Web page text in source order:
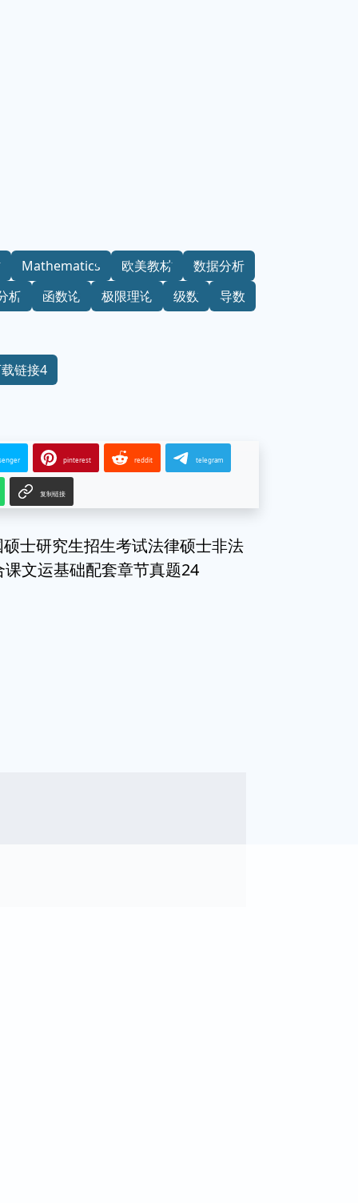
Mathematics 欧美教材
数据分析
析
函数论 极限理论 级数 导数
链接4
pinterest reddit telegram
复制链接
士研究生招生考试法律硕士非法
文运基础配套章节真题24